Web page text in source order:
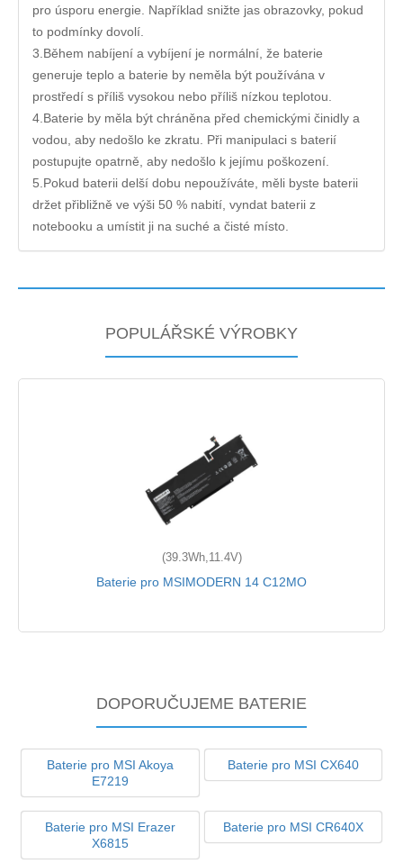
pro úsporu energie. Například snižte jas obrazovky, pokud
to podmínky dovolí.
3.Během nabíjení a vybíjení je normální, že baterie
generuje teplo a baterie by neměla být používána v
prostředí s příliš vysokou nebo příliš nízkou teplotou.
4.Baterie by měla být chráněna před chemickými činidly a
vodou, aby nedošlo ke zkratu. Při manipulaci s baterií
postupujte opatrně, aby nedošlo k jejímu poškození.
5.Pokud baterii delší dobu nepoužíváte, měli byste baterii
držet přibližně ve výši 50 % nabití, vyndat baterii z
notebooku a umístit ji na suché a čisté místo.
POPULÁŘSKÉ VÝROBKY
(39.3Wh,11.4V)
Baterie pro MSIMODERN 14 C12MO
DOPORUČUJEME BATERIE
Baterie pro MSI Akoya
E7219
Baterie pro MSI CX640
Baterie pro MSI Erazer
X6815
Baterie pro MSI CR640X